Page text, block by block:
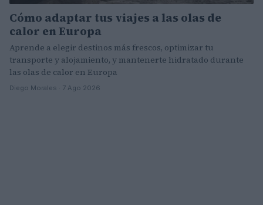
Cómo adaptar tus viajes a las olas de
calor en Europa
Aprende a elegir destinos más frescos, optimizar tu
transporte y alojamiento, y mantenerte hidratado durante
las olas de calor en Europa
Diego Morales · 7 Ago 2026